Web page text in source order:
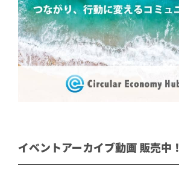
イベントアーカイブ動画 販売中！